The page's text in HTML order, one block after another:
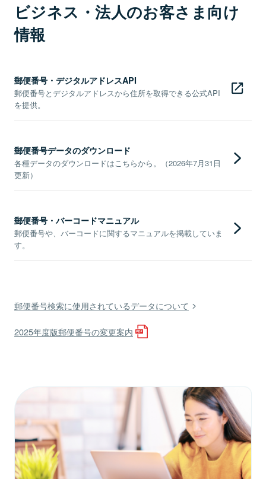
ビジネス・法人のお客さま向け
情報
郵便番号・デジタルアドレスAPI
郵便番号とデジタルアドレスから住所を取得できる公式API
を提供。
郵便番号データのダウンロード
各種データのダウンロードはこちらから。（2026年7月31日
更新）
郵便番号・バーコードマニュアル
郵便番号や、バーコードに関するマニュアルを掲載していま
す。
郵便番号検索に使用されているデータについて
2025年度版郵便番号の変更案内